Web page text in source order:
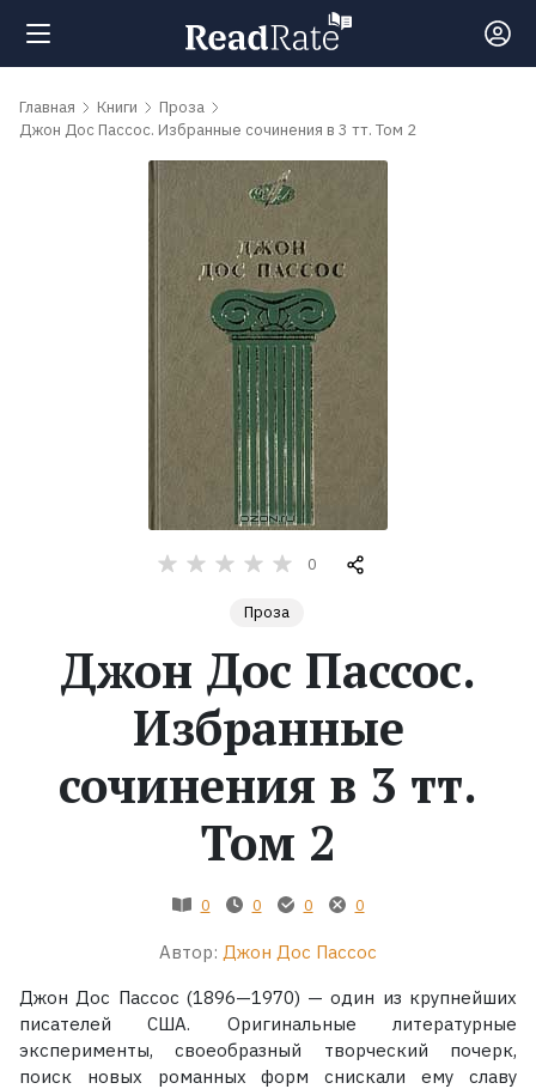
Поиск
Серии
Экранизации
Коллекции
Главная Книги
Проза
Джон Дос Пассос. Избранные сочинения в 3 тт. Том 2
0
Проза
Джон Дос Пассос.
Избранные
сочинения в 3 тт.
Том 2
0 0 0 0
Автор: Джон Дос Пассос
Джон Дос Пассос (1896—1970) — один из крупнейших
писателей США. Оригинальные литературные
эксперименты, своеобразный творческий почерк,
поиск новых романных форм снискали ему славу